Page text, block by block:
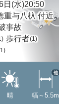
日(水)20:50
重与八杁 付近
事故
歩行者(1)
晴 幅～5.5m
他